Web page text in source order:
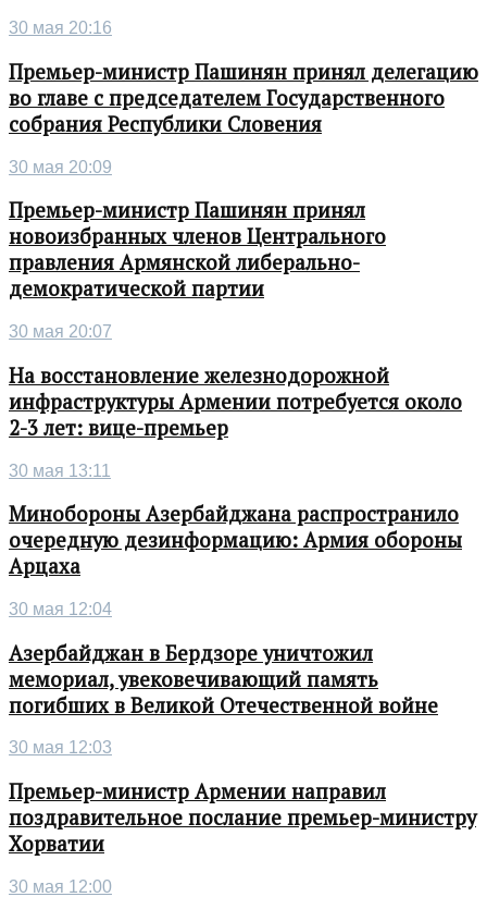
30 мая 20:16
Премьер-министр Пашинян принял делегацию
во главе с председателем Государственного
собрания Республики Словения
30 мая 20:09
Премьер-министр Пашинян принял
новоизбранных членов Центрального
правления Армянской либерально-
демократической партии
30 мая 20:07
На восстановление железнодорожной
инфраструктуры Армении потребуется около
2-3 лет: вице-премьер
30 мая 13:11
Минобороны Азербайджана распространило
очередную дезинформацию: Армия обороны
Арцаха
30 мая 12:04
Азербайджан в Бердзоре уничтожил
мемориал, увековечивающий память
погибших в Великой Отечественной войне
30 мая 12:03
Премьер-министр Армении направил
поздравительное послание премьер-министру
Хорватии
30 мая 12:00